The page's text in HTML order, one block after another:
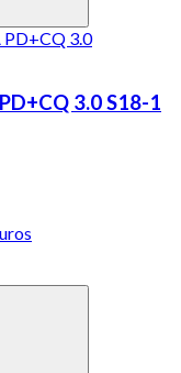
3.0 S18-1